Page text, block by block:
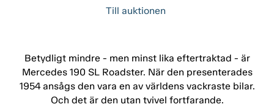
Till auktionen
Betydligt mindre - men minst lika eftertraktad - är
Mercedes 190 SL Roadster. När den presenterades
1954 ansågs den vara en av världens vackraste bilar.
Och det är den utan tvivel fortfarande.